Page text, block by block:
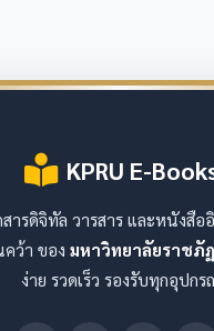
KPRU E-
ารดิจิทัล วารสาร และหนังสือ
ว้า ของ มหาวิทยาลัยราชภั
ง่าย รวดเร็ว รองรับทุกอุปก